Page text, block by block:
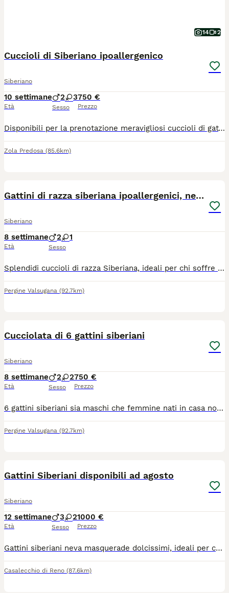
14 2
Cuccioli di Siberiano ipoallergenico
Siberiano
10 settimane
Età
2 3
Sesso
750 €
Prezzo
Disponibili per la prenotazione meravigliosi cuccioli di gatto Siberiano, nati e cresciuti in ambiente familiare. Questa razza è famosa per il suo carattere affettuoso, socievole e per essere naturalmente ipoallergenica.I cuccioli saranno pronti per entrare nella loro nuova casa a partire dalla seconda settimana di agosto. Verranno ceduti muniti di:Primo vaccino effettuato.Sverminazione completa.Libretto sanitario veterinario. I genitori dei cuccioli sono visibili, godono di ottima salute e sono regolarmente testati e negativi per FIV e FeLV (Immunodeficienza e Leucemia felina), a garanzia della massima serenità per la salute futura del gattino.I piccoli sono già abituati all'uso della lettiera e al tiragraffi. Sono perfetti per la vita in famiglia e per la compagnia di bambini o altri animali.Per informazioni, foto aggiornate dei singoli cuccioli o per venire a conoscerli di persona, contattatemi tramite messaggio o telefonicamente(anche wtsp). No pedigree.
Zola Predosa (85.6km)
Gattini di razza siberiana ipoallergenici, neva
Siberiano
8 settimane
Età
2 1
Sesso
Splendidi cuccioli di razza Siberiana, ideali per chi soffre di allergie, cercano una nuova famiglia! Consegnati con libretto sanitario ufficiale; Prima visita veterinaria effettuata, già vaccinati e sverminati; I cuccioli sono autonomi, già abituati all'uso della lettiera e del tiragraffi; Allevati in casa con amore e costante contatto umano. Disponibili per la consegna a fine agosto. Per informazioni e costi contattare in privato. NON IN REGALO !
Pergine Valsugana (92.7km)
Cucciolata di 6 gattini siberiani
Siberiano
8 settimane
Età
2 2
Sesso
750 €
Prezzo
6 gattini siberiani sia maschi che femmine nati in casa non in gabbia (clima famigliare ) gattini consegnabili fine agosto circa . Con vaccini fatti 1 visita veterinaria, libretto sanitario gia abituatiballa lettierabebal tiragraffi
Pergine Valsugana (92.7km)
Gattini Siberiani disponibili ad agosto
Siberiano
12 settimane
Età
3 2
Sesso
1000 €
Prezzo
Gattini siberiani neva masquerade dolcissimi, ideali per chi soffre di allergie poiché una delle particolarità di questa razza consiste nella sua quasi totale mancanza di produzione della proteina Fel d1, responsabile delle allergie. Il 12 maggio scorso è nata una splendida cucciolata da mamma Minou e papà Indaco composta da 5 stupendi cuccioli, Napoleone, Nairobi, Nocciola, Newton e Neve che saranno disponibili a partire dalla metà di agosto. I cuccioli vengono ceduti sverminati, vaccinati, abituati alla lettiera e al tira graffi
Casalecchio di Reno (87.6km)